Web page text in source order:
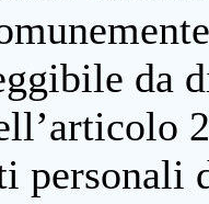
da
personali